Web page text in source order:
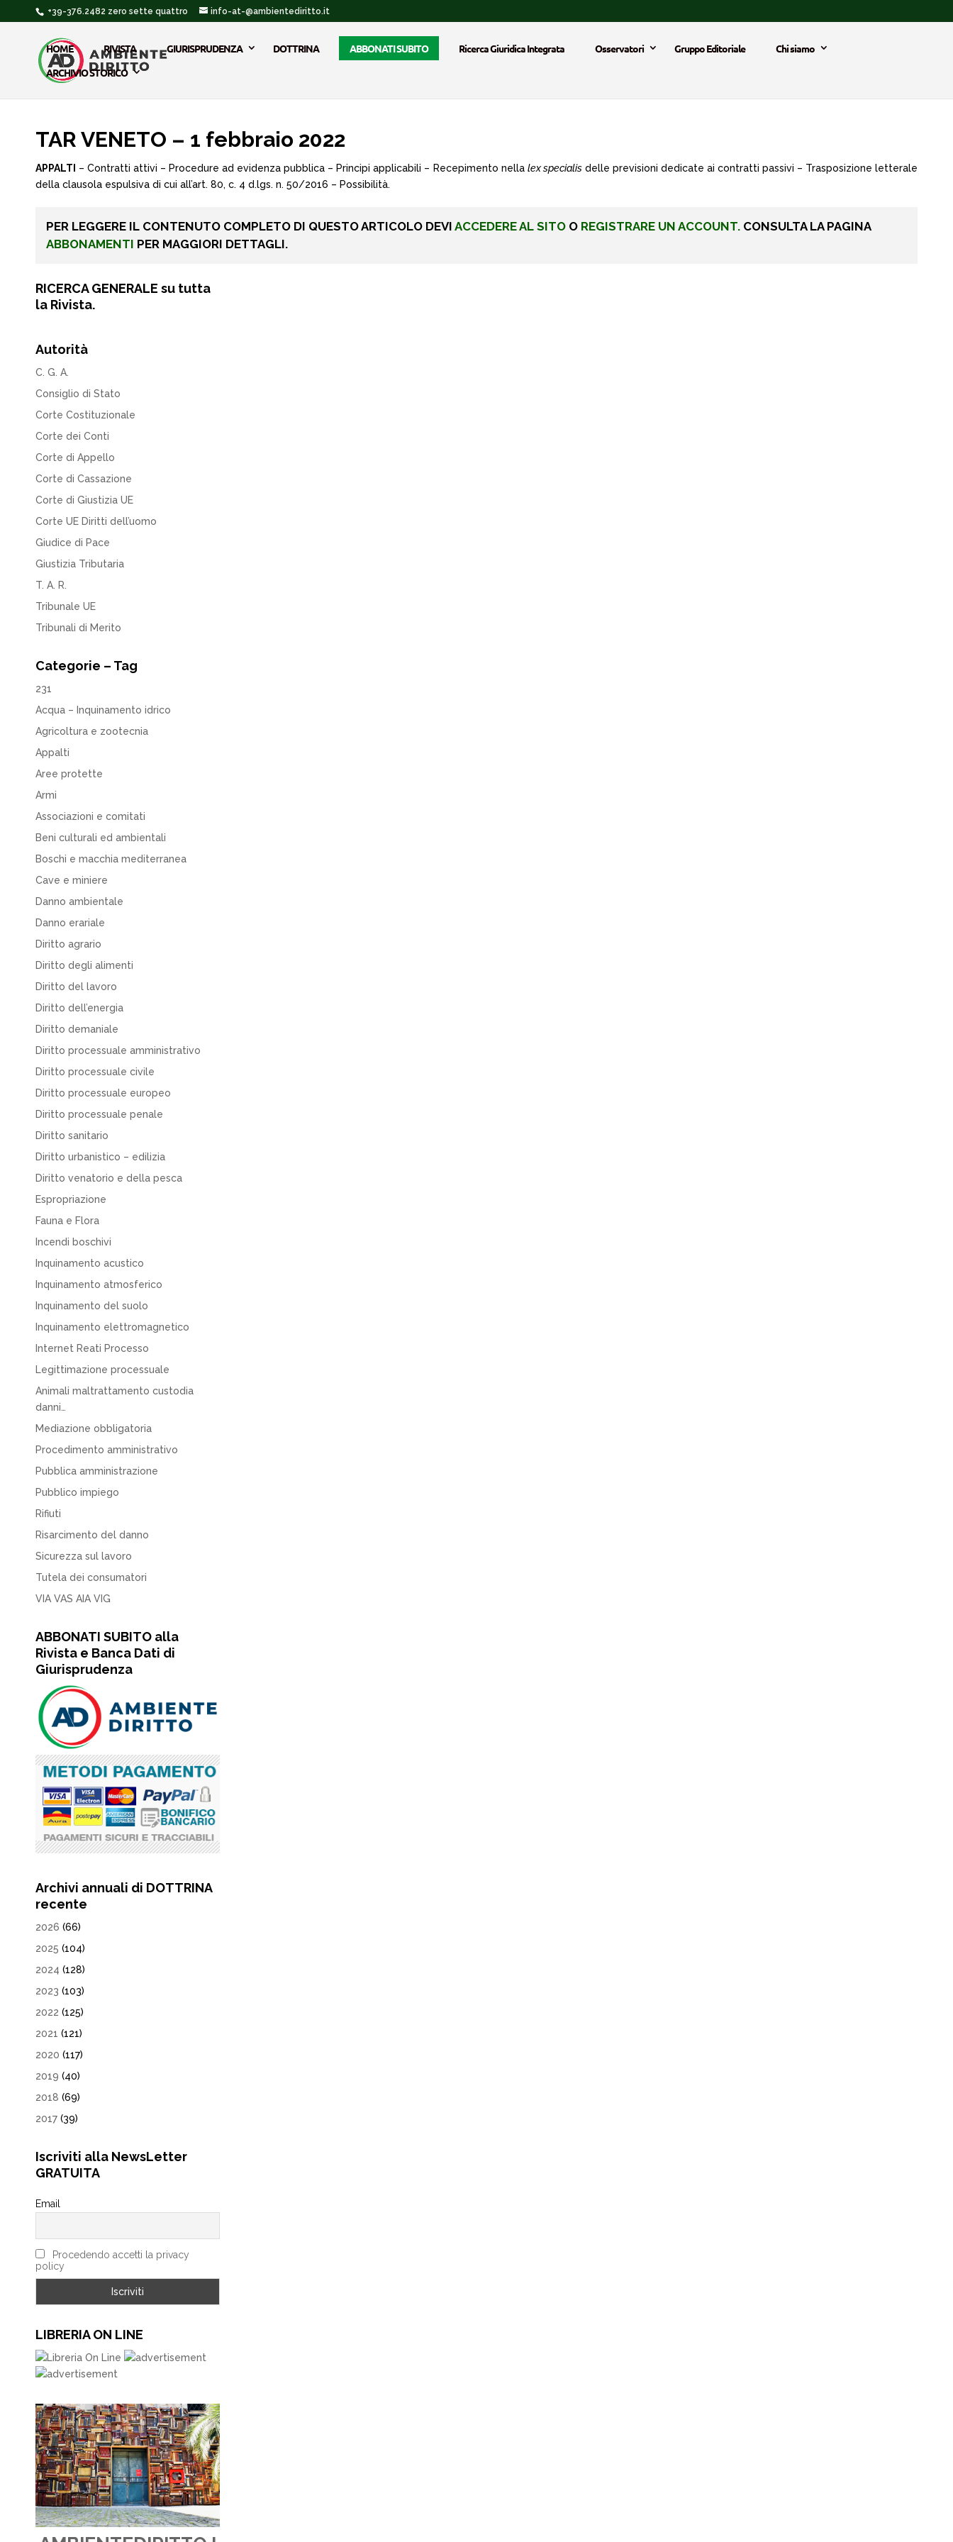
+39-376.2482 zero sette quattro info-at-@ambientediritto.it
HOME RIVISTA GIURISPRUDENZA DOTTRINA ABBONATI SUBITO Ricerca Giuridica Integrata Osservatori Gruppo Editoriale
Chi siamo
ARCHIVIO STORICO
TAR VENETO – 1 febbraio 2022
APPALTI – Contratti attivi – Procedure ad evidenza pubblica – Principi applicabili – Recepimento nella lex specialisdelle previsioni dedicate ai contratti passivi – Trasposizione letterale
della clausola espulsiva di cui all’art. 80, c. 4 d.lgs. n. 50/2016 – Possibilità.
PER LEGGERE IL CONTENUTO COMPLETO DI QUESTO ARTICOLO DEVI ACCEDERE AL SITO O REGISTRARE UN ACCOUNT. CONSULTA LA PAGINA
ABBONAMENTI PER MAGGIORI DETTAGLI.
RICERCA GENERALE su tutta
la Rivista.
Autorità
C. G. A.
Consiglio di Stato
Corte Costituzionale
Corte dei Conti
Corte di Appello
Corte di Cassazione
Corte di Giustizia UE
Corte UE Diritti dell’uomo
Giudice di Pace
Giustizia Tributaria
T. A. R.
Tribunale UE
Tribunali di Merito
Categorie – Tag
231
Acqua – Inquinamento idrico
Agricoltura e zootecnia
Appalti
Aree protette
Armi
Associazioni e comitati
Beni culturali ed ambientali
Boschi e macchia mediterranea
Cave e miniere
Danno ambientale
Danno erariale
Diritto agrario
Diritto degli alimenti
Diritto del lavoro
Diritto dell’energia
Diritto demaniale
Diritto processuale amministrativo
Diritto processuale civile
Diritto processuale europeo
Diritto processuale penale
Diritto sanitario
Diritto urbanistico – edilizia
Diritto venatorio e della pesca
Espropriazione
Fauna e Flora
Incendi boschivi
Inquinamento acustico
Inquinamento atmosferico
Inquinamento del suolo
Inquinamento elettromagnetico
Internet Reati Processo
Legittimazione processuale
Animali maltrattamento custodia
danni…
Mediazione obbligatoria
Procedimento amministrativo
Pubblica amministrazione
Pubblico impiego
Rifiuti
Risarcimento del danno
Sicurezza sul lavoro
Tutela dei consumatori
VIA VAS AIA VIG
ABBONATI SUBITO alla
Rivista e Banca Dati di
Giurisprudenza
Archivi annuali di DOTTRINA
recente
2026 (66)
2025 (104)
2024 (128)
2023 (103)
2022 (125)
2021 (121)
2020 (117)
2019 (40)
2018 (69)
2017 (39)
Iscriviti alla NewsLetter
GRATUITA
Email
Procedendo accetti la privacy
policy
LIBRERIA ON LINE